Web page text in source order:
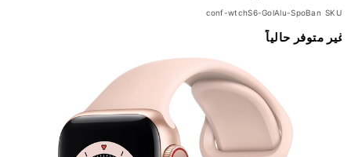
SKU
conf-wtchS6-GolAlu-SpoBan
انتقل
إلى
غير متوفر حالياً